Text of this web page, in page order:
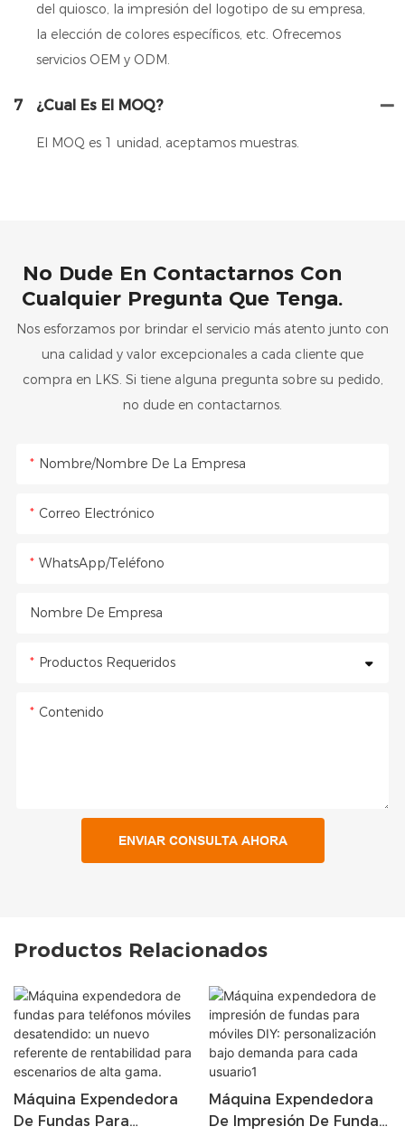
del quiosco, la impresión del logotipo de su empresa,
la elección de colores específicos, etc. Ofrecemos
servicios OEM y ODM.
7 ¿Cual Es El MOQ?
El MOQ es 1 unidad, aceptamos muestras.
No Dude En Contactarnos Con
Cualquier Pregunta Que Tenga.
Nos esforzamos por brindar el servicio más atento junto con
una calidad y valor excepcionales a cada cliente que
compra en LKS. Si tiene alguna pregunta sobre su pedido,
no dude en contactarnos.
Nombre/Nombre De La Empresa
Correo Electrónico
WhatsApp/Teléfono
Nombre De Empresa
Productos Requeridos
Contenido
ENVIAR CONSULTA AHORA
Productos Relacionados
Máquina Expendedora
De Fundas Para
Máquina Expendedora
De Impresión De Fundas